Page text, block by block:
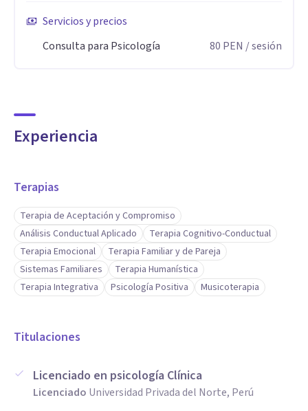
Servicios y precios
Consulta para Psicología
80 PEN / sesión
Experiencia
Terapias
Terapia de Aceptación y Compromiso
Análisis Conductual Aplicado
Terapia Cognitivo-Conductual
Terapia Emocional
Terapia Familiar y de Pareja
Sistemas Familiares
Terapia Humanística
Terapia Integrativa
Psicología Positiva Musicoterapia
Titulaciones
Licenciado en psicología Clínica
Licenciado Universidad Privada del Norte, Perú